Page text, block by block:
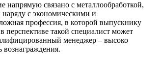
напрямую связано с металлообработкой,
наряду с экономическими и
профессия, в которой выпускнику
такой специалист может
менеджер – высоко